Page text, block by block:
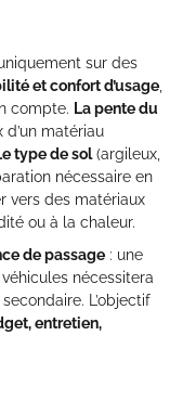
sur des
et confort d’usage
compte. La pente du
d’un matériau
type de sol(argileux,
nécessaire en
vers des matériaux
ou à la chaleur.
de passage : une
nécessitera
L’objectif
entretien,